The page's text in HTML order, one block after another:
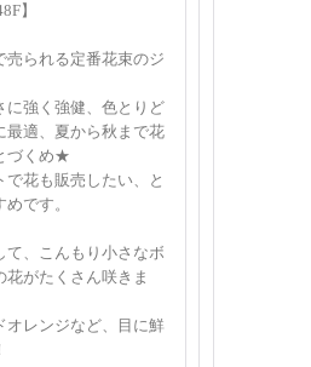
】
売られる定番花束のジ
に強く強健、色とりど
最適、夏から秋まで花
づくめ★
花も販売したい、と
です。
て、こんもり小さなボ
がたくさん咲きま
オレンジなど、目に鮮